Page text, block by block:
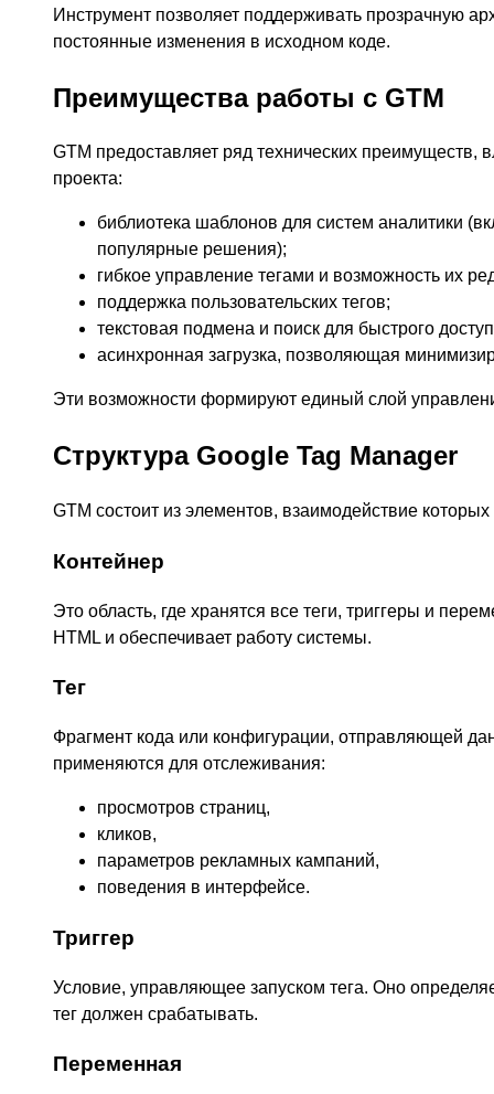
Инструмент позволяет поддерживать прозрачную
постоянные изменения в исходном коде.
Преимущества работы с GTM
GTM предоставляет ряд технических
проекта:
библиотека шаблонов для систем аналитики
популярные решения);
гибкое управление тегами и возможность их
поддержка пользовательских тегов;
текстовая подмена и поиск для быстрого
асинхронная загрузка, позволяющая
Эти возможности формируют единый слой
Структура Google Tag Manager
GTM состоит из элементов, взаимодействие
Контейнер
Это область, где хранятся все теги, триггеры и
HTML и обеспечивает работу системы.
Тег
Фрагмент кода или конфигурации, отправляющей
применяются для отслеживания:
просмотров страниц,
кликов,
параметров рекламных кампаний,
поведения в интерфейсе.
Триггер
Условие, управляющее запуском тега. Оно
тег должен срабатывать.
Переменная